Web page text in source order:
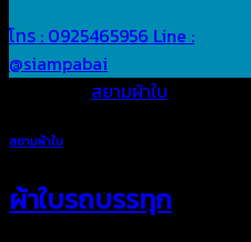
โทร : 0925465956 Line :
@siampabai
สยามผ้าใบ
สยามผ้าใบ
ผ้าใบรถบรรทุก